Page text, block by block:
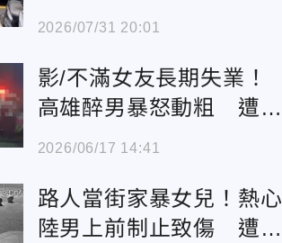
家暴致死無通報
2026/07/31 20:01
影/不滿女友長期失業！
高雄醉男暴怒動粗 遭警
壓制移送
2026/06/17 14:41
路人當街家暴女兒！熱心
陸男上前制止致傷 遭判